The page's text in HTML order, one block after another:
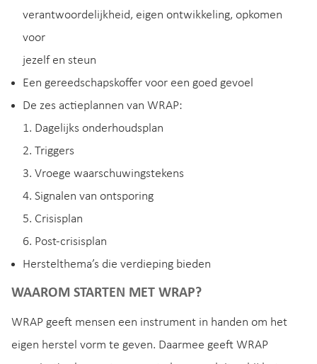
verantwoordelijkheid, eigen ontwikkeling, opkomen
voor
jezelf en steun
Een gereedschapskoffer voor een goed gevoel
De zes actieplannen van WRAP:
1. Dagelijks onderhoudsplan
2. Triggers
3. Vroege waarschuwingstekens
4. Signalen van ontsporing
5. Crisisplan
6. Post-crisisplan
Herstelthema’s die verdieping bieden
WAAROM STARTEN MET WRAP?
WRAP geeft mensen een instrument in handen om het
eigen herstel vorm te geven. Daarmee geeft WRAP